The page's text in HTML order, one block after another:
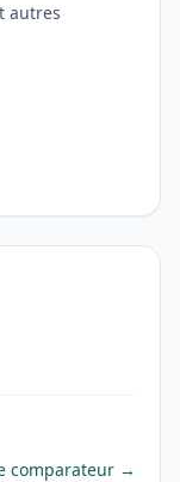
autres
comparateur →